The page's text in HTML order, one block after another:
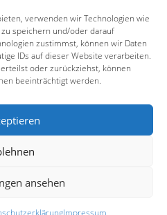
verwenden wir Technologien wie
speichern und/oder darauf
zustimmst, können wir Daten
IDs auf dieser Website verarbeiten.
oder zurückziehst, können
beeinträchtigt werden.
ansehen
Impressum
Impressum
Cookie-Richtlinie (EU)